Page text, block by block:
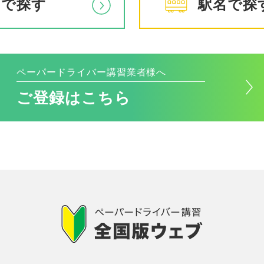
探す 駅名で探
ペーパードライバー講習業者様へ
ご登録はこちら